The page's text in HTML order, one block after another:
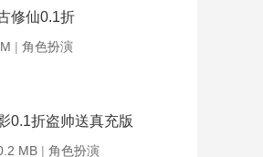
修仙0.1折
| 角色扮演
0.1折盗帅送真充版
MB | 角色扮演